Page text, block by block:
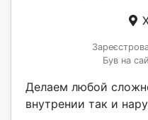
Був на
Делаем любой
внутрении так и